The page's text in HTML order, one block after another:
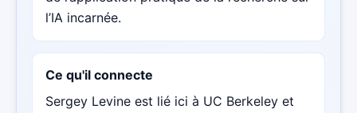
l’IA incarnée.
Ce qu'il connecte
Sergey Levine est lié ici à UC Berkeley et